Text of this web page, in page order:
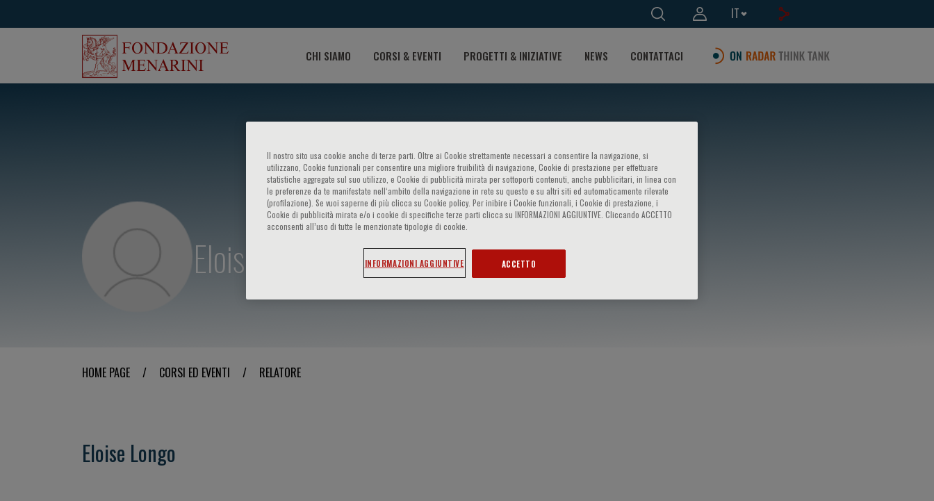
IT
CHI SIAMO CORSI & EVENTI PROGETTI & INIZIATIVE NEWS CONTATTACI
Eloise Longo
HOME PAGE / CORSI ED EVENTI / RELATORE
Eloise Longo
Il nostro sito usa cookie anche di terze parti. Oltre ai Cookie strettamente necessari a consentire la navigazione, si
utilizzano, Cookie funzionali per consentire una migliore fruibilità di navigazione, Cookie di prestazione per effettuare
statistiche aggregate sul suo utilizzo, e Cookie di pubblicità mirata per sottoporti contenuti, anche pubblicitari, in linea con
le preferenze da te manifestate nell‘ambito della navigazione in rete su questo e su altri siti ed automaticamente rilevate
(profilazione). Se vuoi saperne di più clicca su Cookie policy. Per inibire i Cookie funzionali, i Cookie di prestazione, i
Cookie di pubblicità mirata e/o i cookie di specifiche terze parti clicca su INFORMAZIONI AGGIUNTIVE. Cliccando ACCETTO
acconsenti all’uso di tutte le menzionate tipologie di cookie.
INFORMAZIONI AGGIUNTIVE ACCETTO